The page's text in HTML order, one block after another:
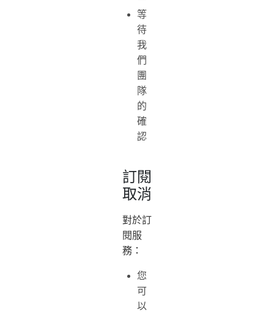
等
待
我
們
團
隊
的
確
認
訂閱
取消
對於訂
閱服
務：
您
可
以